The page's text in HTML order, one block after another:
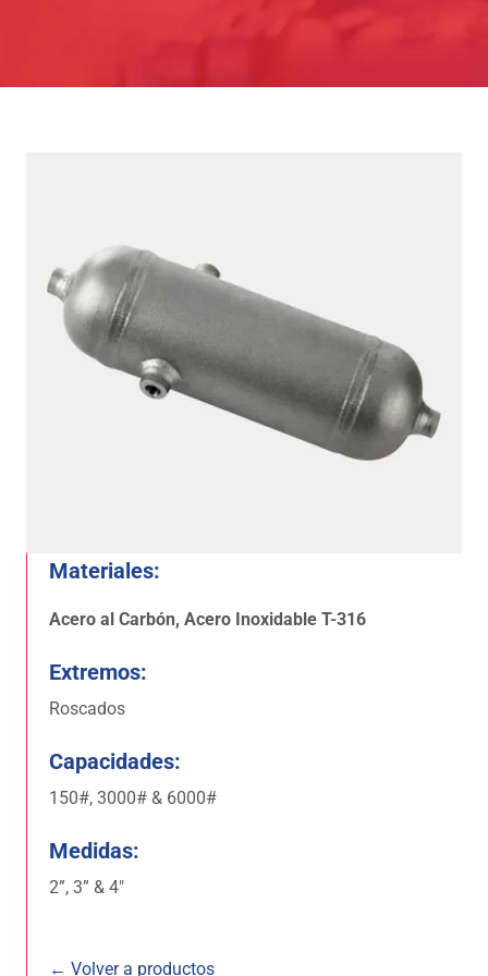
Materiales:
Acero al Carbón, Acero Inoxidable T-316
Extremos:
Roscados
Capacidades:
150#, 3000# & 6000#
Medidas:
2”, 3” & 4″
← Volver a productos